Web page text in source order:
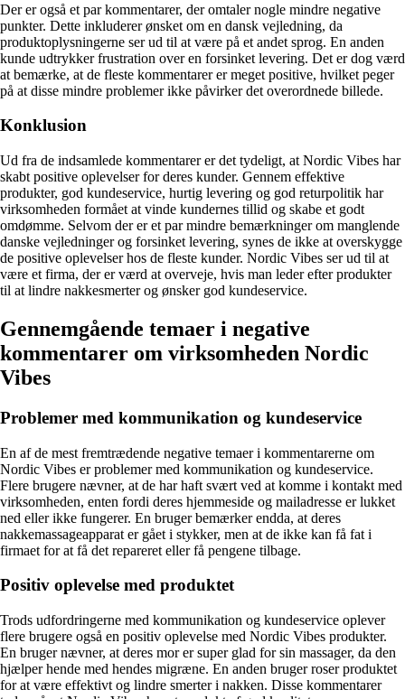
Der er også et par kommentarer, der omtaler nogle mindre negative
punkter. Dette inkluderer ønsket om en dansk vejledning, da
produktoplysningerne ser ud til at være på et andet sprog. En anden
kunde udtrykker frustration over en forsinket levering. Det er dog værd
at bemærke, at de fleste kommentarer er meget positive, hvilket peger
på at disse mindre problemer ikke påvirker det overordnede billede.
Konklusion
Ud fra de indsamlede kommentarer er det tydeligt, at Nordic Vibes har
skabt positive oplevelser for deres kunder. Gennem effektive
produkter, god kundeservice, hurtig levering og god returpolitik har
virksomheden formået at vinde kundernes tillid og skabe et godt
omdømme. Selvom der er et par mindre bemærkninger om manglende
danske vejledninger og forsinket levering, synes de ikke at overskygge
de positive oplevelser hos de fleste kunder. Nordic Vibes ser ud til at
være et firma, der er værd at overveje, hvis man leder efter produkter
til at lindre nakkesmerter og ønsker god kundeservice.
Gennemgående temaer i negative
kommentarer om virksomheden Nordic
Vibes
Problemer med kommunikation og kundeservice
En af de mest fremtrædende negative temaer i kommentarerne om
Nordic Vibes er problemer med kommunikation og kundeservice.
Flere brugere nævner, at de har haft svært ved at komme i kontakt med
virksomheden, enten fordi deres hjemmeside og mailadresse er lukket
ned eller ikke fungerer. En bruger bemærker endda, at deres
nakkemassageapparat er gået i stykker, men at de ikke kan få fat i
firmaet for at få det repareret eller få pengene tilbage.
Positiv oplevelse med produktet
Trods udfordringerne med kommunikation og kundeservice oplever
flere brugere også en positiv oplevelse med Nordic Vibes produkter.
En bruger nævner, at deres mor er super glad for sin massager, da den
hjælper hende med hendes migræne. En anden bruger roser produktet
for at være effektivt og lindre smerter i nakken. Disse kommentarer